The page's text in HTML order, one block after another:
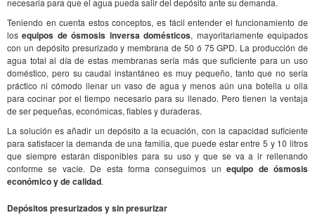
necesaria para que el agua pueda salir del depósito ante su demanda.
Teniendo en cuenta estos conceptos, es fácil entender el funcionamiento de
losequipos de ósmosis inversa domésticos, mayoritariamente equipados
con un depósito presurizado y membrana de 50 ó 75 GPD. La producción de
agua total al día de estas membranas sería más que suficiente para un uso
doméstico, pero su caudal instantáneo es muy pequeño, tanto que no sería
práctico ni cómodo llenar un vaso de agua y menos aún una botella u olla
para cocinar por el tiempo necesario para su llenado. Pero tienen la ventaja
de ser pequeñas, económicas, fiables y duraderas.
La solución es añadir un depósito a la ecuación, con la capacidad suficiente
para satisfacer la demanda de una familia, que puede estar entre 5 y 10 litros
que siempre estarán disponibles para su uso y que se va a ir rellenando
conforme se vacíe. De esta forma conseguimos unequipo de ósmosis
económico y de calidad.
Depósitos presurizados y sin presurizar